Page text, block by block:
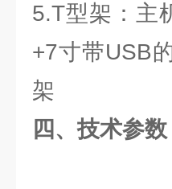
5.T型架：主
+7寸带USB
架
四、技术参数